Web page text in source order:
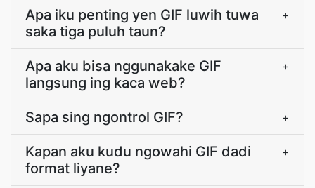
Apa iku penting yen GIF luwih tuwa
saka tiga puluh taun?
+
Apa aku bisa nggunakake GIF
langsung ing kaca web?
+
Sapa sing ngontrol GIF? +
Kapan aku kudu ngowahi GIF dadi
format liyane?
+